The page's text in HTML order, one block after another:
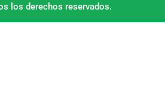
los derechos reservados.